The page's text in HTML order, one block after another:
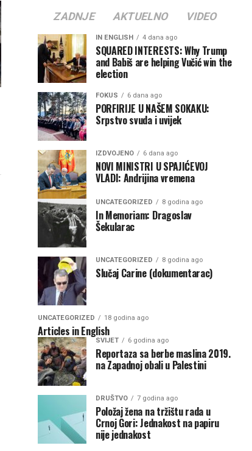
ZADNJE AKTUELNO VIDEO
IN ENGLISH 4 dana ago
SQUARED INTERESTS: Why Trump
and Babiš are helping Vučić win the
election
FOKUS 6 dana ago
PORFIRIJE U NAŠEM SOKAKU:
Srpstvo svuda i uvijek
IZDVOJENO 6 dana ago
NOVI MINISTRI U SPAJIĆEVOJ
VLADI: Andrijina vremena
UNCATEGORIZED 8 godina ago
In Memoriam: Dragoslav
Šekularac
UNCATEGORIZED 8 godina ago
Slučaj Carine (dokumentarac)
UNCATEGORIZED 18 godina ago
Articles in English
SVIJET 6 godina ago
Reportaza sa berbe maslina 2019.
na Zapadnoj obali u Palestini
DRUŠTVO 7 godina ago
Položaj žena na tržištu rada u
Crnoj Gori: Jednakost na papiru
nije jednakost